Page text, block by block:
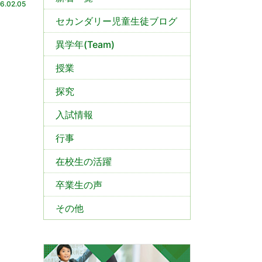
セカンダリー児童生徒ブログ
異学年(Team)
授業
探究
入試情報
行事
在校生の活躍
卒業生の声
その他